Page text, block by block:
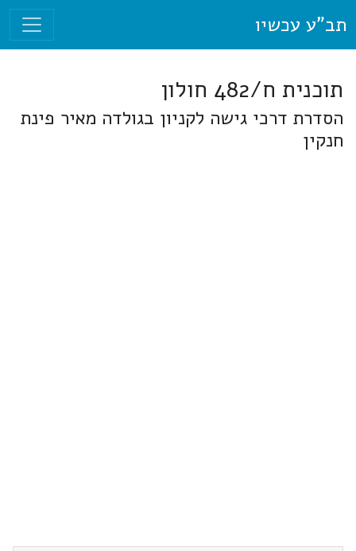
תב"ע עכשיו
תוכנית ח/482 חולון
הסדרת דרכי גישה לקניון בגולדה מאיר פינת
חנקין